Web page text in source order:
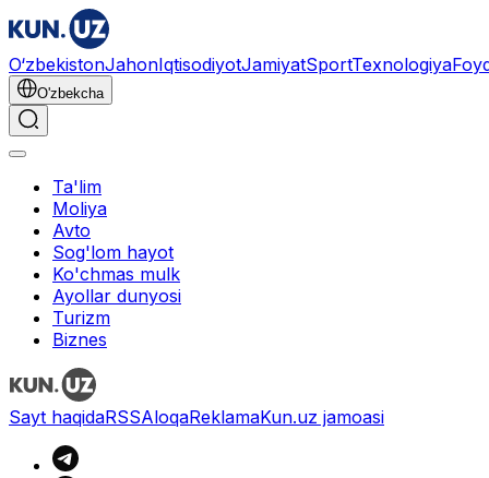
O‘zbekistonJahonIqtisodiyotJamiyatSportTexnologiya
O'zbekcha
Ta'lim
Moliya
Avto
Sog'lom hayot
Ko'chmas mulk
Ayollar dunyosi
Turizm
Biznes
Sayt haqidaRSSAloqaReklamaKun.uz jamoasi